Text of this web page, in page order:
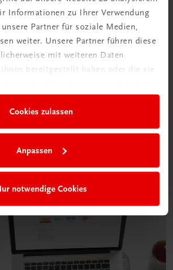
Informationen zu Ihrer Verwendung
Partner für soziale Medien,
weiter. Unsere Partner führen diese
mit weiteren Daten
bereitgestellt haben oder die sie
Cookies zulassen
Anpassen
notwendige Cookies